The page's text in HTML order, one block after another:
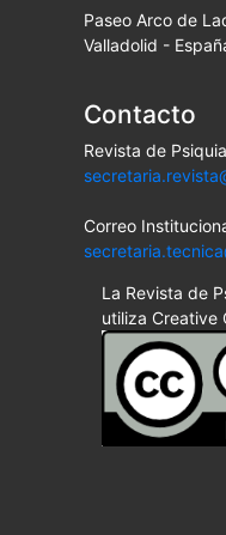
Paseo Arco de
Valladolid -
Contacto
Revista de
Correo
La Revista de
utiliza Creative